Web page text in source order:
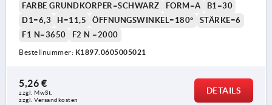
FARBE GRUNDKÖRPER=SCHWARZ
FORM=A
B1=30
D1=6,3
H=11,5 ÖFFNUNGSWINKEL=180°
STÄRKE=6
F1 N=3650
F2 N =2000
Bestellnummer: K1897.0605005021
5,26 €
zzgl. MwSt.
zzgl. Versandkosten
DETAILS